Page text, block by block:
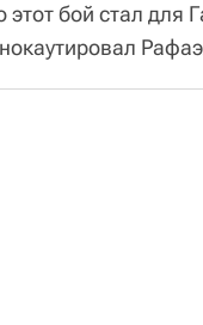
этот бой стал для